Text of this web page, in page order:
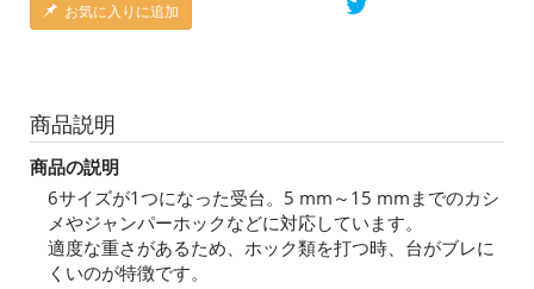
お気に入りに追加
商品説明
商品の説明
6サイズが1つになった受台。5 mm～15 mmまでのカシ
メやジャンパーホックなどに対応しています。
適度な重さがあるため、ホック類を打つ時、台がブレに
くいのが特徴です。